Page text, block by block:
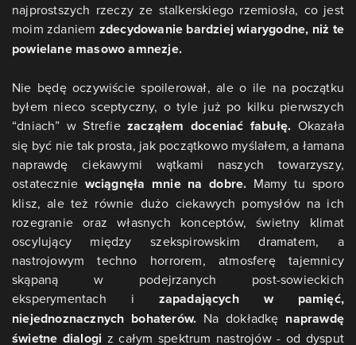
najprostszych rzeczy ze stalkerskiego rzemiosła, co jest
moim zdaniem zdecydowanie bardziej wiarygodne, niż te
powielane masowo amnezje.
Nie będę oczywiście spoilerował, ale o ile na początku
byłem nieco sceptyczny, o tyle już po kilku pierwszych
“dniach” w Strefiezacząłem doceniać fabułę. Okazała
się być nie tak prosta, jak początkowo myślałem, a łamana
naprawdę ciekawymi wątkami naszych towarzyszy,
ostatecznie wciągnęła mnie na dobre. Mamy tu sporo
klisz, ale też równie dużo ciekawych pomysłów na ich
rozegranie oraz własnych konceptów, świetny klimat
oscylujący między szekspirowskim dramatem, a
nastrojowym techno horrorem, atmosferę tajemnicy
skąpaną w podejrzanych post-sowieckich
eksperymentach i zapadających w pamięć,
niejednoznacznych bohaterów. Na dokładkę naprawdę
świetne dialogi z całym spektrum nastrojów - od dysput